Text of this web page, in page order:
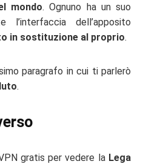
mondo. Ognuno ha un suo
dell’apposito
in sostituzione al proprio.
paragrafo in cui ti parlerò
.
gratis per vedere laLega